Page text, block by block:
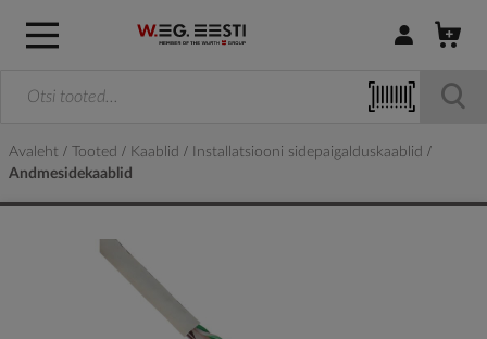
Logi sisse /
Avaleht Tooted Kaablid
Installatsiooni sidepaigalduskaablid
Andmesidekaablid